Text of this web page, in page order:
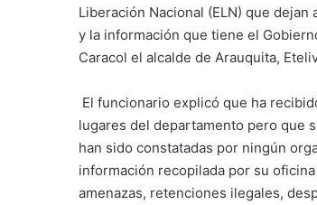
Liberación Nacional (ELN) que
y la información que tiene el
Caracol el alcalde de Arauquita,
El funcionario explicó que ha
lugares del departamento pero que
han sido constatadas por ningún
información recopilada por su
amenazas, retenciones ilegales,